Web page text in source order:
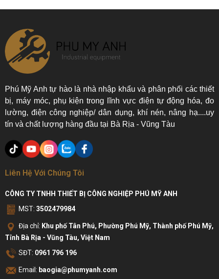
Phú Mỹ Anh tự hào là nhà nhập khẩu và phân phối các thiết
bị, máy móc, phụ kiện trong lĩnh vực điện tự động hóa, đo
lường, điện công nghiệp/ dân dụng, khí nén, nâng hạ....uy
tín và chất lượng hàng đầu tại Bà Rịa - Vũng Tàu
Liên Hệ Với Chúng Tôi
CÔNG TY TNHH THIẾT BỊ CÔNG NGHIỆP PHÚ MỸ ANH
MST: 3502479984
Địa chỉ: Khu phố Tân Phú, Phường Phú Mỹ, Thành phố Phú Mỹ,
Tỉnh Bà Rịa - Vũng Tàu, Việt Nam
SĐT: 0961 796 196
Email: baogia@phumyanh.com